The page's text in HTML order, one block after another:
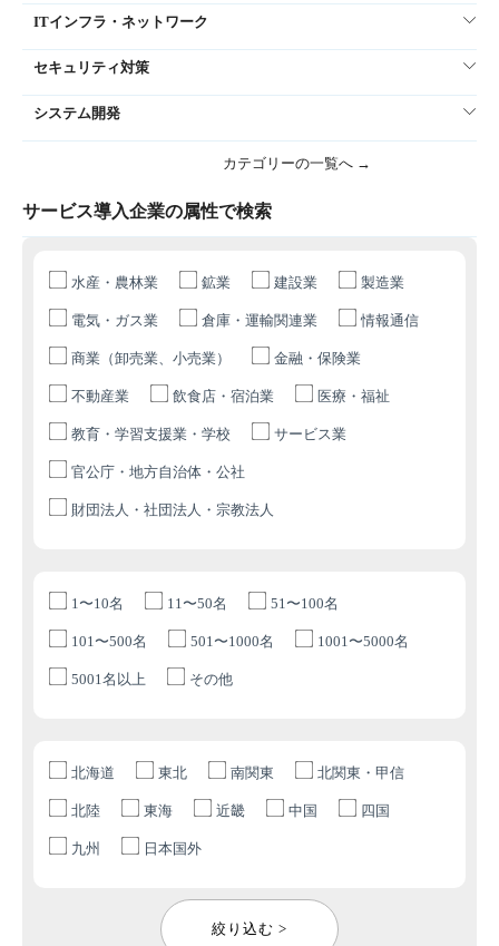
ITインフラ・ネットワーク
セキュリティ対策
システム開発
カテゴリーの一覧へ →
サービス導入企業の属性で検索
水産・農林業 鉱業 建設業 製造業
電気・ガス業 倉庫・運輸関連業 情報通信
商業（卸売業、小売業） 金融・保険業
不動産業 飲食店・宿泊業 医療・福祉
教育・学習支援業・学校 サービス業
官公庁・地方自治体・公社
財団法人・社団法人・宗教法人
1〜10名 11〜50名 51〜100名
101〜500名 501〜1000名 1001〜5000名
5001名以上 その他
北海道 東北 南関東 北関東・甲信
北陸 東海 近畿 中国 四国
九州 日本国外
絞り込む >